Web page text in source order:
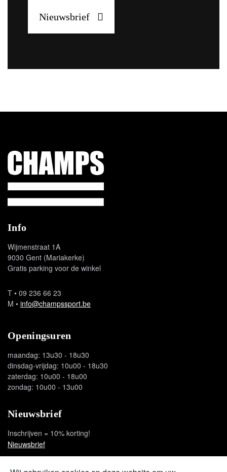
Nieuwsbrief
Champs Sport
Info
Wijmenstraat 1A
9030 Gent (Mariakerke)
Gratis parking voor de winkel
T • 09 236 66 23
M • info@champssport.be
Openingsuren
maandag: 13u30 - 18u30
dinsdag-vrijdag: 10u00 - 18u30
zaterdag: 10u00 - 18u00
zondag: 10u00 - 13u00
Nieuwsbrief
Inschrijven = 10% korting!
Nieuwsbrief